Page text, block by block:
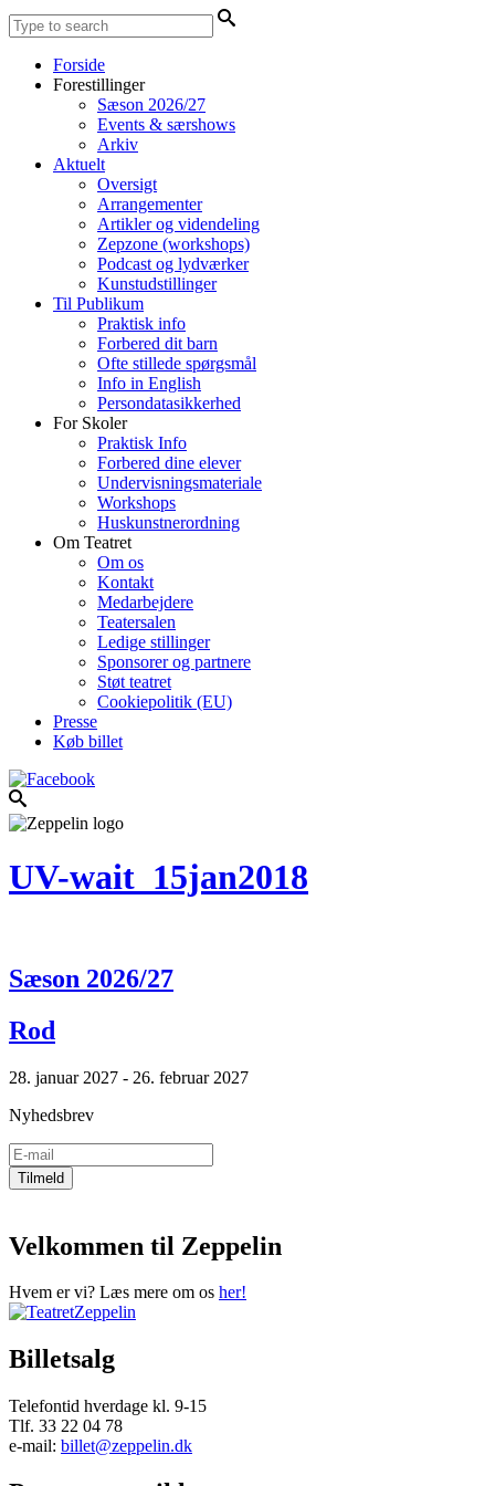
Forside
Forestillinger
Sæson 2026/27
Events & særshows
Arkiv
Aktuelt
Oversigt
Arrangementer
Artikler og videndeling
Zepzone (workshops)
Podcast og lydværker
Kunstudstillinger
Til Publikum
Praktisk info
Forbered dit barn
Ofte stillede spørgsmål
Info in English
Persondatasikkerhed
For Skoler
Praktisk Info
Forbered dine elever
Undervisningsmateriale
Workshops
Huskunstnerordning
Om Teatret
Om os
Kontakt
Medarbejdere
Teatersalen
Ledige stillinger
Sponsorer og partnere
Støt teatret
Cookiepolitik (EU)
Presse
Køb billet
UV-wait_15jan2018
Sæson 2026/27
Rod
28. januar 2027 - 26. februar 2027
Nyhedsbrev
Velkommen til Zeppelin
Hvem er vi? Læs mere om os her!
Billetsalg
Telefontid hverdage kl. 9-15
Tlf. 33 22 04 78
e-mail: billet@zeppelin.dk